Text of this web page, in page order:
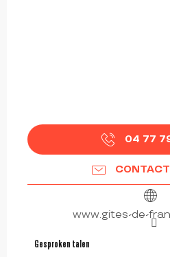
04 77
www.gites-de-
Gesproken talen
Gesproken talen